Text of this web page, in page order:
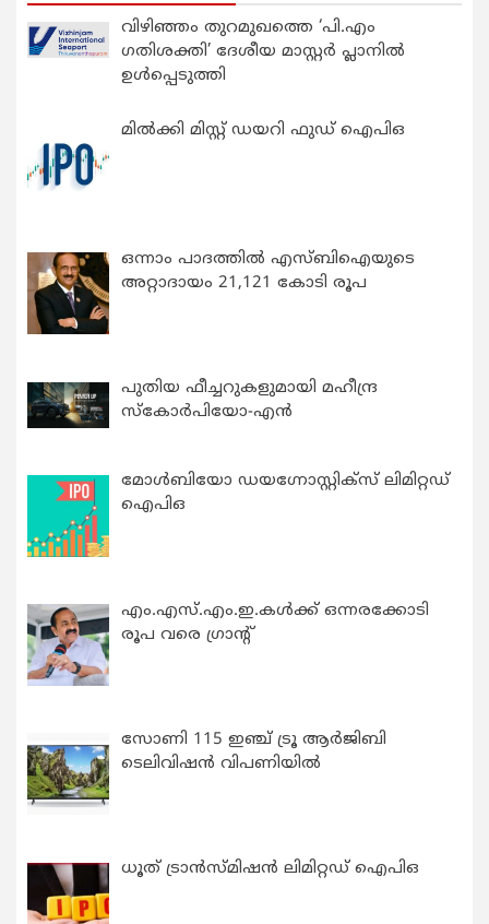
വിഴിഞ്ഞം തുറമുഖത്തെ ‘പി.എം
ഗതിശക്തി’ ദേശീയ മാസ്റ്റർ പ്ലാനിൽ
ഉൾപ്പെടുത്തി
മിൽക്കി മിസ്റ്റ് ഡയറി ഫുഡ് ഐപിഒ
ഒന്നാം പാദത്തിൽ എസ്ബിഐയുടെ
അറ്റാദായം 21,121 കോടി രൂപ
പുതിയ ഫീച്ചറുകളുമായി മഹീന്ദ്ര
സ്കോർപിയോ-എൻ
മോൾബിയോ ഡയഗ്നോസ്റ്റിക്സ് ലിമിറ്റഡ്
ഐപിഒ
എം.എസ്.എം.ഇ.കൾക്ക് ഒന്നരക്കോടി
രൂപ വരെ ഗ്രാന്റ്
സോണി 115 ഇഞ്ച് ട്രൂ ആർജിബി
ടെലിവിഷൻ വിപണിയിൽ
ധൂത് ട്രാൻസ്മിഷൻ ലിമിറ്റഡ് ഐപിഒ